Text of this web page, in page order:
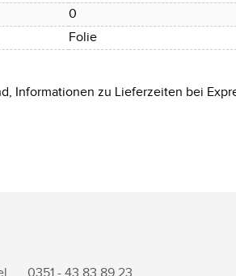
0
Folie
Informationen zu Lieferzeiten bei